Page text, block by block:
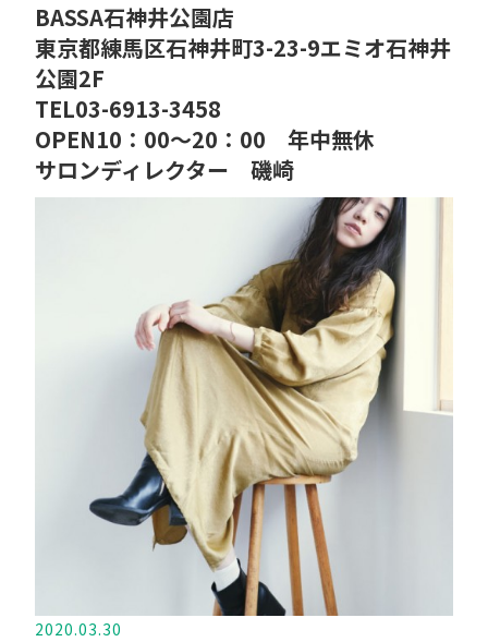
BASSA石神井公園店
東京都練馬区石神井町3-23-9エミオ石神井
公園2F
TEL03-6913-3458
OPEN10：00～20：00 年中無休
サロンディレクター 磯崎
2020.03.30